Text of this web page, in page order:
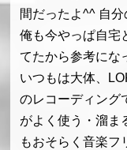
間だったよ^^ 自
俺も今やっぱ自宅
てたから参考にな
いつもは大体、
のレコーディング
がよく使う・溜ま
もおそらく音楽フ